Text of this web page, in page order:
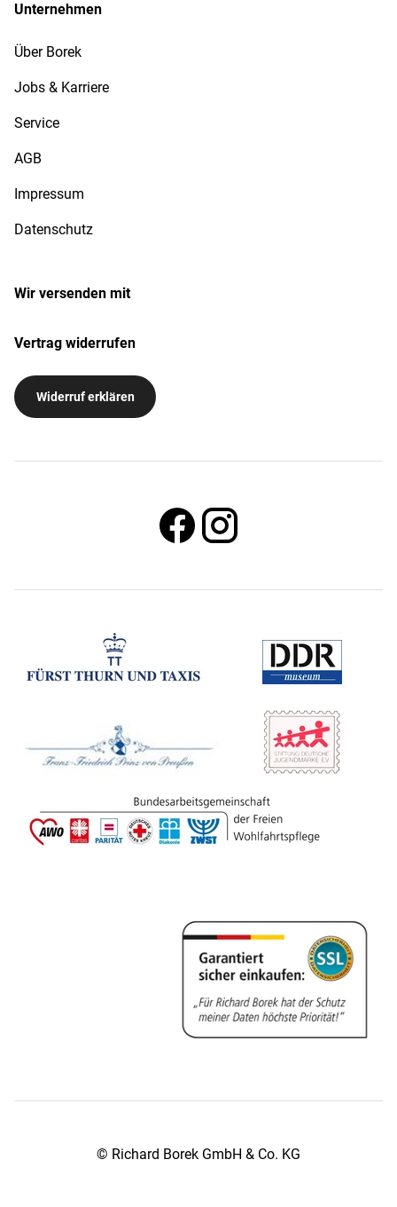
Unternehmen
Über Borek
Jobs & Karriere
Service
AGB
Impressum
Datenschutz
Wir versenden mit
Vertrag widerrufen
Widerruf erklären
© Richard Borek GmbH & Co. KG